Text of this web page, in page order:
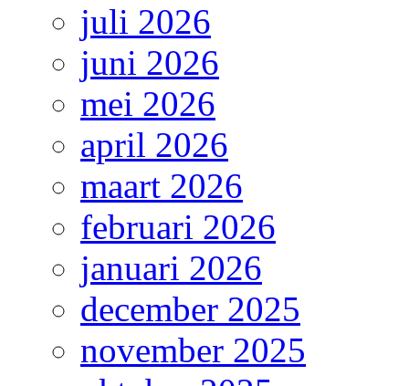
juli 2026
juni 2026
mei 2026
april 2026
maart 2026
februari 2026
januari 2026
december 2025
november 2025